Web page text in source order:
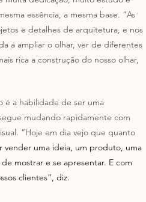
essência, a mesma base. “As
e detalhes de arquitetura, e nos
a ampliar o olhar, ver de diferentes
rica a construção do nosso olhar,
é a habilidade de ser uma
mudando rapidamente com
“Hoje em dia vejo que quanto
vender uma ideia, um produto, uma
mostrar e se apresentar. E com
clientes”, diz.